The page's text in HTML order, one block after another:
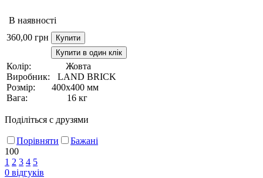
В наявності
360,00 грн
Купити
Купити в один клік
Колір:
Жовта
Виробник:
LAND BRICK
Розмір:
400х400 мм
Вага:
16 кг
Поділіться с друзями
Порівняти
Бажані
100
1 2 3 4 5
0 відгуків